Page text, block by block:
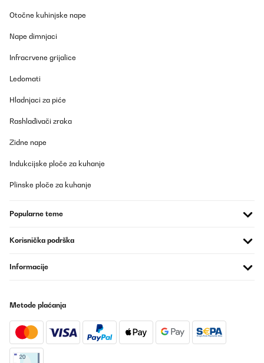
som mal, že v príslušenstve k plynovej doske nebolo 90° koleno
pre prívod plynu. Koleno je špeciálne (musí mať osadenie s
nemajú takéto osadenie na gumičku.
nedostačujúce.
Prevedi
Super verarbeitung alles top
Amazon-Benutzer
Ausschnitt ist etwas zu groß ungefähr 0,5 cm würde ihm ohne
Bedenken wieder kaufen
Amazon-Benutzer
Otočne kuhinjske nape
Nape dimnjaci
Infracrvene grijalice
Ledomati
Hladnjaci za piće
Rashlađivači zraka
Zidne nape
Indukcijske ploče za kuhanje
Plinske ploče za kuhanje
Popularne teme
Korisnička podrška
Informacije
Metode plaćanja